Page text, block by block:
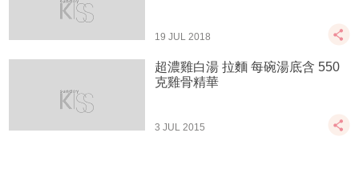
19 JUL 2018
超濃雞白湯 拉麵 每碗湯底含 550
克雞骨精華
3 JUL 2015